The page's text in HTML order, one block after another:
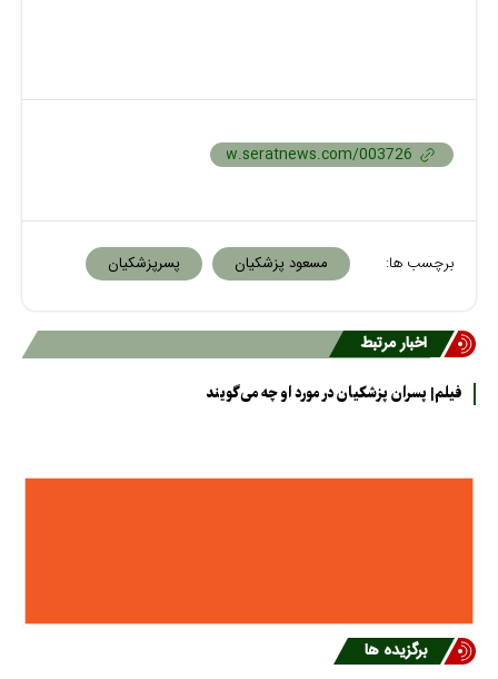
برچسب ها: مسعود پزشکیان پسرپزشکیان
اخبار مرتبط
فیلم| پسران پزشکیان در مورد او چه می‌گویند
برگزیده ها